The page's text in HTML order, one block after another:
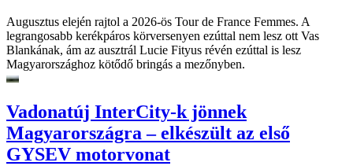
Augusztus elején rajtol a 2026-ös Tour de France Femmes. A
legrangosabb kerékpáros körversenyen ezúttal nem lesz ott Vas
Blankának, ám az ausztrál Lucie Fityus révén ezúttal is lesz
Magyarországhoz kötődő bringás a mezőnyben.
Vadonatúj InterCity-k jönnek
Magyarországra – elkészült az első
GYSEV motorvonat